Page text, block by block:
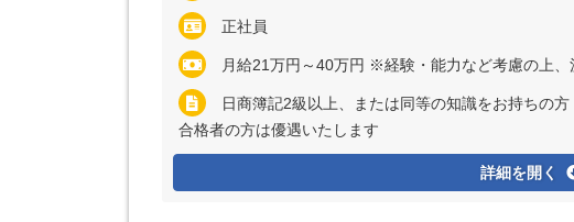
正社員
月給21万円～40万円 ※経験・能力など考慮の上
日商簿記2級以上、または同等の知識をお持ちの
合格者の方は優遇いたします
詳細を開く